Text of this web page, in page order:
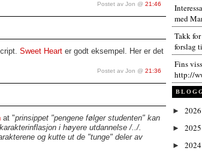
Postet av Jon @ 21:46
Sweet Heart er godt eksempel. Her er det
Postet av Jon @ 21:36
at "prinsippet "pengene følger studenten" kan
i høyere utdannelse /../.
og kutte ut de "tunge" deler av
med
Takk
forslag
Fins
http://
► 2026
► 2025
► 2024